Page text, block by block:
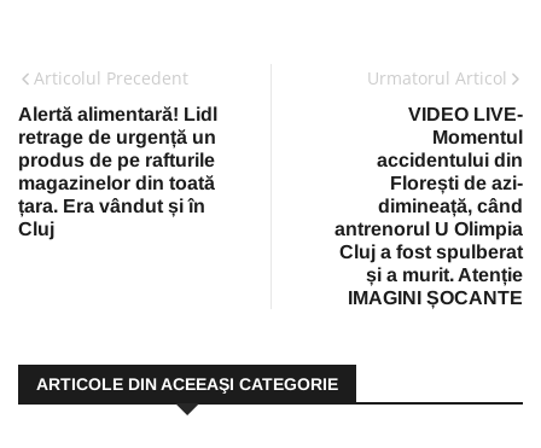
Articolul Precedent
Alertă alimentară! Lidl
retrage de urgență un
produs de pe rafturile
magazinelor din toată
țara. Era vândut și în
Cluj
Urmatorul Articol
VIDEO LIVE-
Momentul
accidentului din
Florești de azi-
dimineață, când
antrenorul U Olimpia
Cluj a fost spulberat
și a murit. Atenție
IMAGINI ȘOCANTE
ARTICOLE DIN ACEEAŞI CATEGORIE